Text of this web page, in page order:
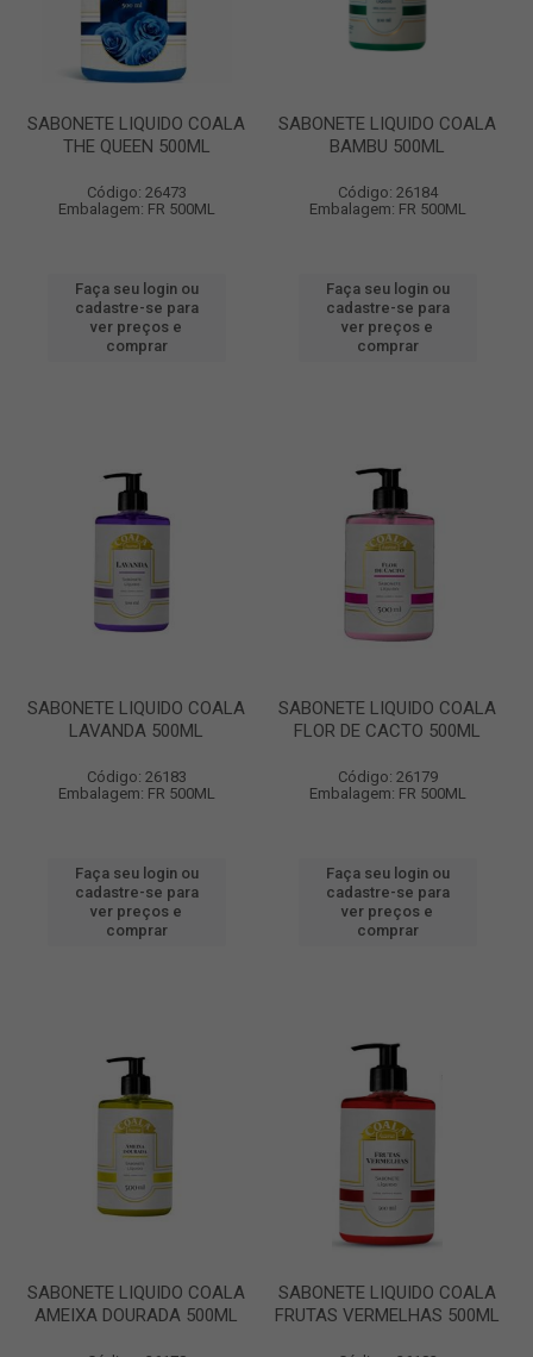
SABONETE LIQUIDO COALA
THE QUEEN 500ML
Código: 26473
Embalagem: FR 500ML
Faça seu login ou
cadastre-se para
ver preços e
comprar
SABONETE LIQUIDO COALA
BAMBU 500ML
Código: 26184
Embalagem: FR 500ML
Faça seu login ou
cadastre-se para
ver preços e
comprar
SABONETE LIQUIDO COALA
LAVANDA 500ML
Código: 26183
Embalagem: FR 500ML
Faça seu login ou
cadastre-se para
ver preços e
comprar
SABONETE LIQUIDO COALA
FLOR DE CACTO 500ML
Código: 26179
Embalagem: FR 500ML
Faça seu login ou
cadastre-se para
ver preços e
comprar
SABONETE LIQUIDO COALA
AMEIXA DOURADA 500ML
SABONETE LIQUIDO COALA
FRUTAS VERMELHAS 500ML